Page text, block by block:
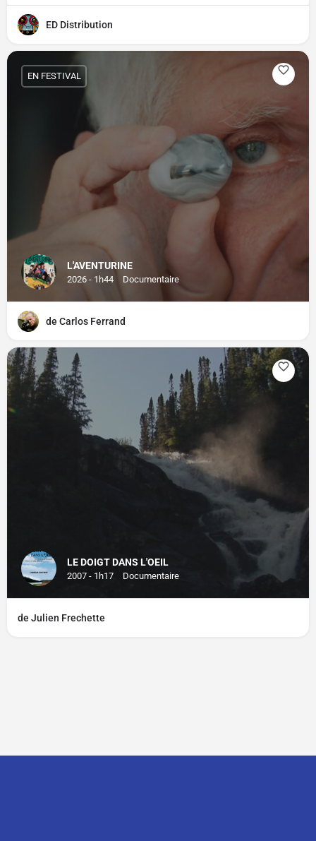
ED Distribution
L'AVENTURINE
2026 - 1h44 Documentaire
EN FESTIVAL
de Carlos Ferrand
LE DOIGT DANS L'OEIL
2007 - 1h17 Documentaire
de Julien Frechette